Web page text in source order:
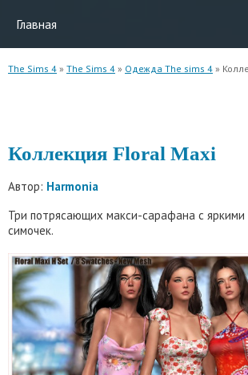
Главная
The Sims 4 » The Sims 4 » Одежда The sims 4 »
Коллекция Floral Maxi
Автор: Harmonia
Три потрясающих макси-сарафана с яркими
симочек.